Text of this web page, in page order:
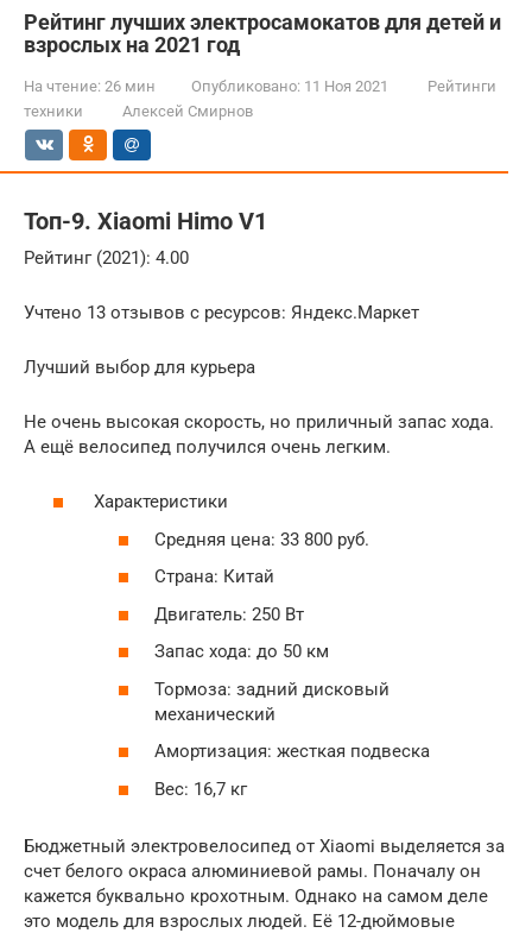
Рейтинг лучших электросамокатов для детей и
взрослых на 2021 год
На чтение: 26 мин Опубликовано: 11 Ноя 2021
Рейтинги
техники
Алексей Смирнов
Топ-9. Xiaomi Himo V1
Рейтинг (2021): 4.00
Учтено 13 отзывов с ресурсов: Яндекс.Маркет
Лучший выбор для курьера
Не очень высокая скорость, но приличный запас хода.
А ещё велосипед получился очень легким.
Характеристики
Средняя цена: 33 800 руб.
Страна: Китай
Двигатель: 250 Вт
Запас хода: до 50 км
Тормоза: задний дисковый
механический
Амортизация: жесткая подвеска
Вес: 16,7 кг
Бюджетный электровелосипед от Xiaomi выделяется за
счет белого окраса алюминиевой рамы. Поначалу он
кажется буквально крохотным. Однако на самом деле
это модель для взрослых людей. Её 12-дюймовые